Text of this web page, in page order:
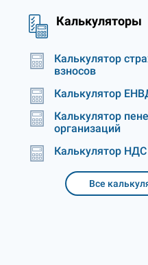
Калькуляторы
Калькулятор
взносов
Калькулятор
Калькулятор
организаций
Калькулятор НДС
Все